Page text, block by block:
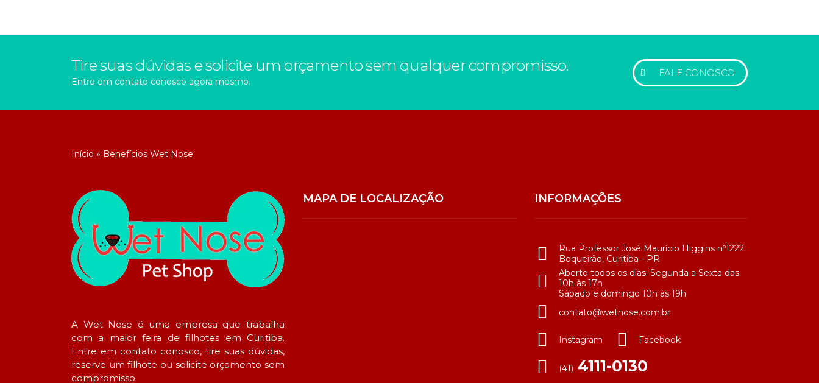
Tire suas dúvidas e solicite um orçamento sem qualquer compromisso.
Entre em contato conosco agora mesmo.
FALE CONOSCO
Início » Benefícios Wet Nose
A Wet Nose é uma empresa que trabalha
com a maior feira de filhotes em Curitiba.
Entre em contato conosco, tire suas dúvidas,
reserve um filhote ou solicite orçamento sem
compromisso.
MAPA DE LOCALIZAÇÃO INFORMAÇÕES
Rua Professor José Maurício Higgins nº1222
Boqueirão, Curitiba - PR
Aberto todos os dias: Segunda a Sexta das
10h às 17h
Sábado e domingo 10h às 19h
contato@wetnose.com.br
Instagram Facebook
(41) 4111-0130